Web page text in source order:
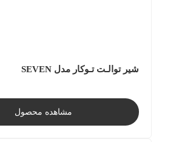
شیر توالـت تـوکار مدل SEVEN
مشاهده محصول